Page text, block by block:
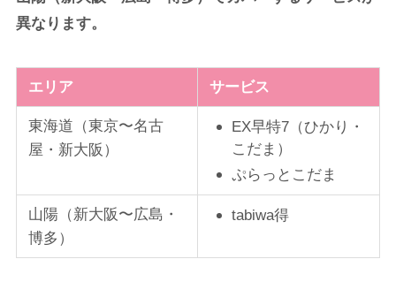
異なります。
エリア サービス
東海道（東京〜名古
屋・新大阪）
EX早特7（ひかり・
こだま）
ぷらっとこだま
山陽（新大阪〜広島・
博多）
tabiwa得